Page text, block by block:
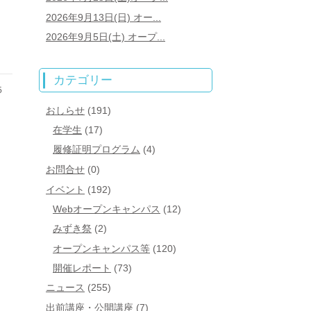
2026年9月13日(日) オー...
2026年9月5日(土) オープ...
カテゴリー
おしらせ (191)
在学生 (17)
履修証明プログラム (4)
お問合せ (0)
イベント (192)
Webオープンキャンパス (12)
みずき祭 (2)
オープンキャンパス等 (120)
開催レポート (73)
ニュース (255)
出前講座・公開講座 (7)